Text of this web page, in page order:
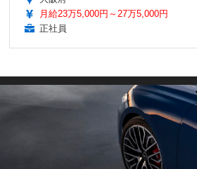
月給23万5,000円～27万5,000円
正社員